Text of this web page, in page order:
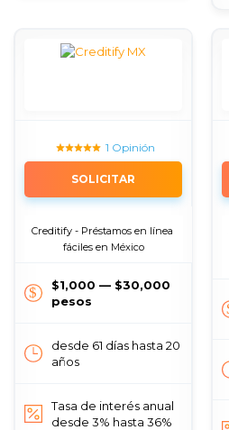
1 Opinión
SOLICITAR
Creditify - Préstamos en línea
fáciles en México
$1,000 — $30,000
pesos
desde 61 días hasta 20
años
Tasa de interés anual
desde 3% hasta 36%